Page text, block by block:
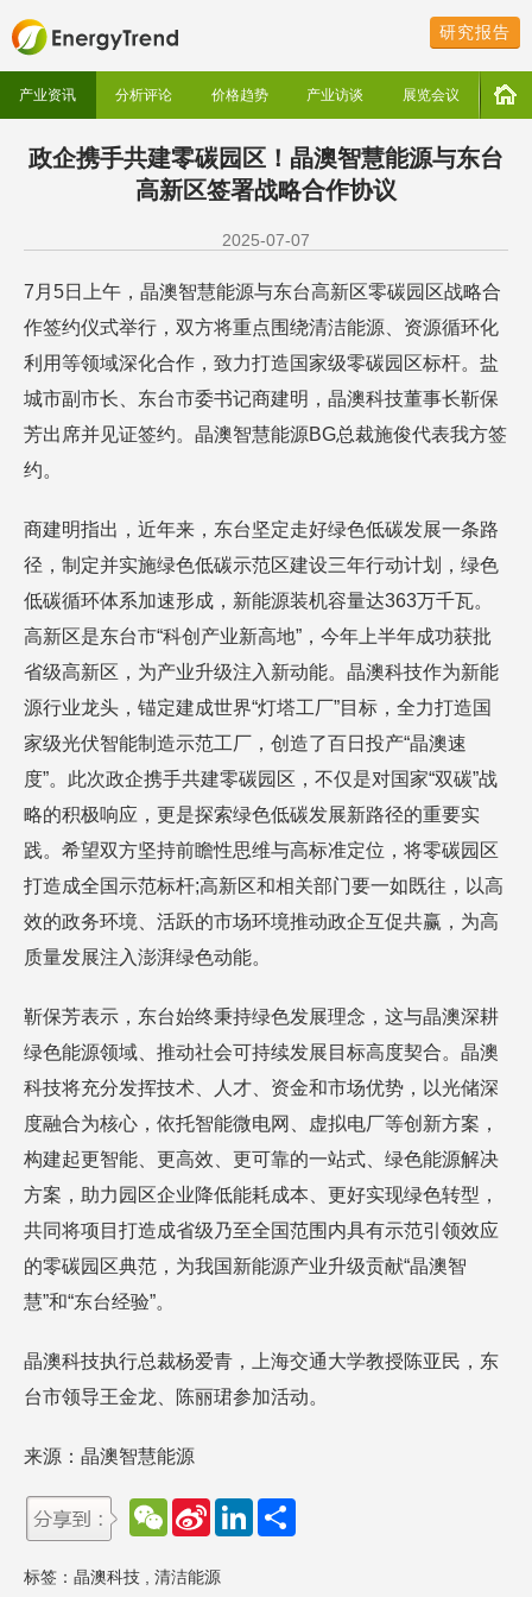
研究报告
产业资讯 分析评论 价格趋势 产业访谈 展览会议
政企携手共建零碳园区！晶澳智慧能源与东台
高新区签署战略合作协议
2025-07-07
7月5日上午，晶澳智慧能源与东台高新区零碳园区战略合
作签约仪式举行，双方将重点围绕清洁能源、资源循环化
利用等领域深化合作，致力打造国家级零碳园区标杆。盐
城市副市长、东台市委书记商建明，晶澳科技董事长靳保
芳出席并见证签约。晶澳智慧能源BG总裁施俊代表我方签
约。
商建明指出，近年来，东台坚定走好绿色低碳发展一条路
径，制定并实施绿色低碳示范区建设三年行动计划，绿色
低碳循环体系加速形成，新能源装机容量达363万千瓦。
高新区是东台市“科创产业新高地”，今年上半年成功获批
省级高新区，为产业升级注入新动能。晶澳科技作为新能
源行业龙头，锚定建成世界“灯塔工厂”目标，全力打造国
家级光伏智能制造示范工厂，创造了百日投产“晶澳速
度”。此次政企携手共建零碳园区，不仅是对国家“双碳”战
略的积极响应，更是探索绿色低碳发展新路径的重要实
践。希望双方坚持前瞻性思维与高标准定位，将零碳园区
打造成全国示范标杆;高新区和相关部门要一如既往，以高
效的政务环境、活跃的市场环境推动政企互促共赢，为高
质量发展注入澎湃绿色动能。
靳保芳表示，东台始终秉持绿色发展理念，这与晶澳深耕
绿色能源领域、推动社会可持续发展目标高度契合。晶澳
科技将充分发挥技术、人才、资金和市场优势，以光储深
度融合为核心，依托智能微电网、虚拟电厂等创新方案，
构建起更智能、更高效、更可靠的一站式、绿色能源解决
方案，助力园区企业降低能耗成本、更好实现绿色转型，
共同将项目打造成省级乃至全国范围内具有示范引领效应
的零碳园区典范，为我国新能源产业升级贡献“晶澳智
慧”和“东台经验”。
晶澳科技执行总裁杨爱青，上海交通大学教授陈亚民，东
台市领导王金龙、陈丽珺参加活动。
来源：晶澳智慧能源
W
e
a
S
W
L
标签： 晶澳科技 清洁能源